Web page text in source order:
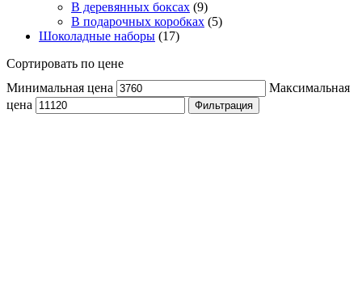
В деревянных боксах (9)
В подарочных коробках (5)
Шоколадные наборы (17)
Сортировать по цене
Минимальная цена
Максимальная
цена
Фильтрация